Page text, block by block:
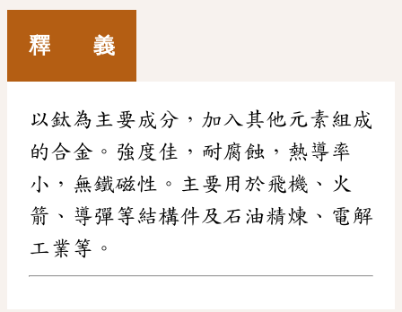
釋 義
以鈦為主要成分，加入其他元素組成
的合金。強度佳，耐腐蝕，熱導率
小，無鐵磁性。主要用於飛機、火
箭、導彈等結構件及石油精煉、電解
工業等。